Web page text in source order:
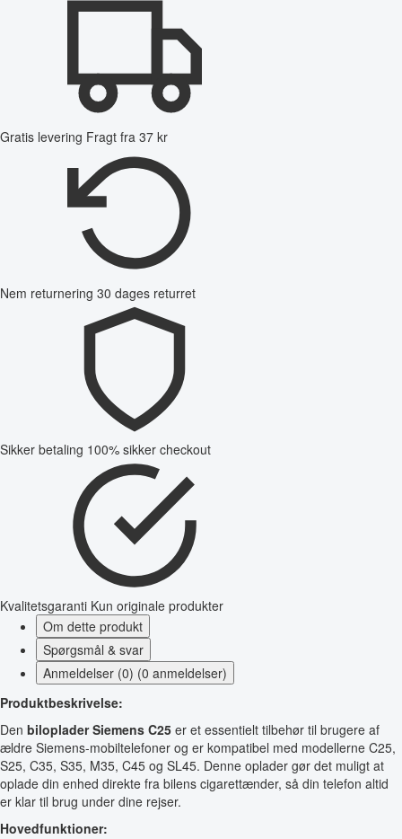
Gratis levering Fragt fra 37 kr
Nem returnering 30 dages returret
Sikker betaling 100% sikker checkout
Kvalitetsgaranti Kun originale produkter
Om dette produkt
Spørgsmål & svar
Anmeldelser (0) (0 anmeldelser)
Produktbeskrivelse:
Den biloplader Siemens C25 er et essentielt tilbehør til brugere af
ældre Siemens-mobiltelefoner og er kompatibel med modellerne C25,
S25, C35, S35, M35, C45 og SL45. Denne oplader gør det muligt at
oplade din enhed direkte fra bilens cigarettænder, så din telefon altid
er klar til brug under dine rejser.
Hovedfunktioner: